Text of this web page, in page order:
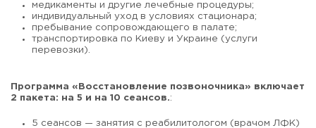
медикаменты и другие лечебные процедуры;
индивидуальный уход в условиях стационара;
пребывание сопровождающего в палате;
транспортировка по Киеву и Украине (услуги
перевозки).
Программа «Восстановление позвоночника» включает
2 пакета: на 5 и на 10 сеансов.:
5 сеансов — занятия с реабилитологом (врачом ЛФК)